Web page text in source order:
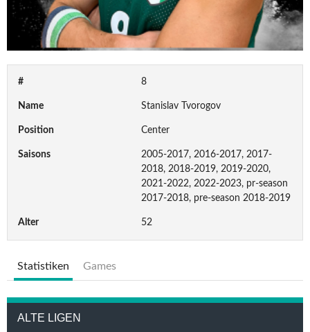
# 8
Name Stanislav Tvorogov
Position Center
Saisons
2005-2017, 2016-2017, 2017-
2018, 2018-2019, 2019-2020,
2021-2022, 2022-2023, pr-season
2017-2018, pre-season 2018-2019
Alter 52
Statistiken Games
ALTE LIGEN